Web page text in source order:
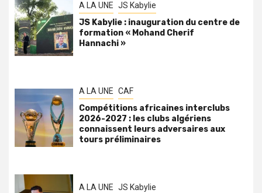
A LA UNE JS Kabylie
JS Kabylie : inauguration du centre de
formation « Mohand Cherif
Hannachi »
A LA UNE CAF
Compétitions africaines interclubs
2026-2027 : les clubs algériens
connaissent leurs adversaires aux
tours préliminaires
A LA UNE JS Kabylie